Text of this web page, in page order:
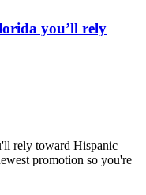
you’ll rely
rely toward Hispanic
promotion so you're